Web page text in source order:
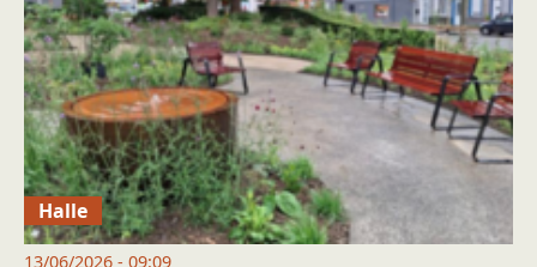
Halle
13/06/2026 - 09:09